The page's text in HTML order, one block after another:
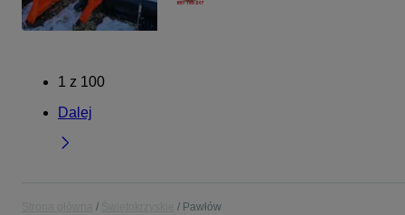
1 z 100
Dalej
Pawłów